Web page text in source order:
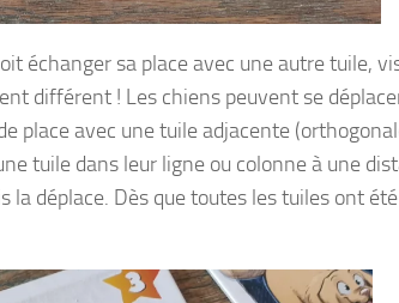
échanger sa place avec une autre tuile,
différent ! Les chiens peuvent se
place avec une tuile adjacente
tuile dans leur ligne ou colonne à une
la déplace. Dès que toutes les tuiles ont